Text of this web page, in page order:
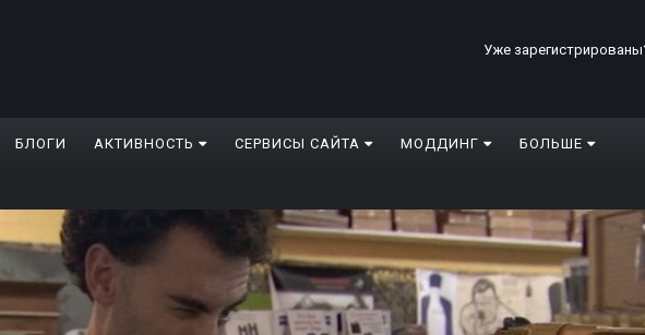
Уже
БЛОГИ АКТИВНОСТЬ СЕРВИСЫ САЙТА МОДДИНГ БОЛЬШЕ